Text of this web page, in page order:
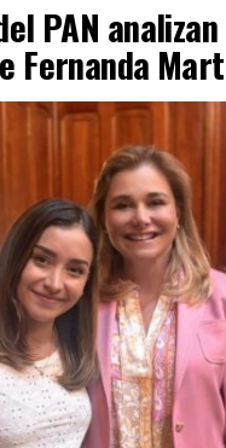
PAN
Fernanda